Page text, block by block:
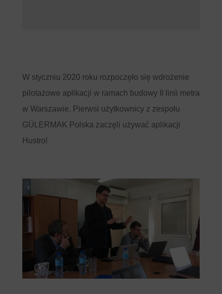
W styczniu 2020 roku rozpoczęło się wdrożenie
pilotażowe aplikacji w ramach budowy II linii metra
w Warszawie. Pierwsi użytkownicy z zespołu
GÜLERMAK Polska zaczęli używać aplikacji
Hustro!